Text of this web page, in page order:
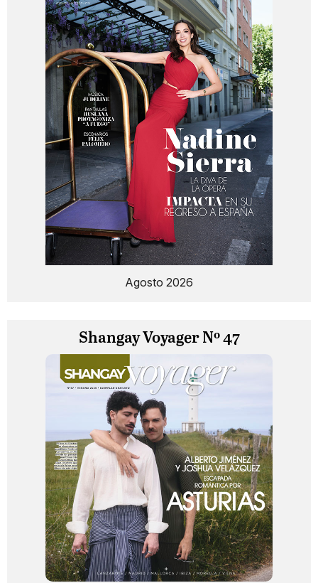
Agosto 2026
Shangay Voyager Nº 47